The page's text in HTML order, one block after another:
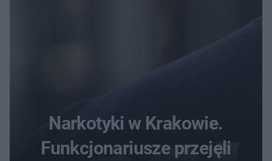
Narkotyki w Krakowie.
Funkcjonariusze przejęli